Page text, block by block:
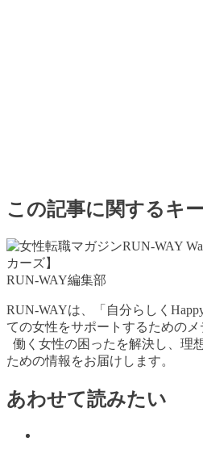
この記事に関するキ
RUN-WAY編集部
RUN-WAYは、「自分らしく
ての女性をサポートするためのメ
働く女性の困ったを解決し、理
ための情報をお届けします。
あわせて読みたい